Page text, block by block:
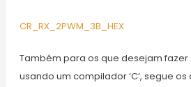
CR_RX_2PWM_3B_HEX
Também para os que desejam
usando um compilador ‘C’, segue os